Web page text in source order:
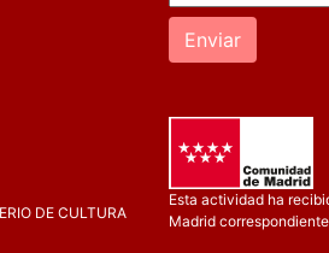
Enviar
DE CULTURA
Esta actividad ha
Madrid